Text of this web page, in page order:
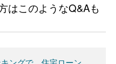
はこのようなQ&Aも